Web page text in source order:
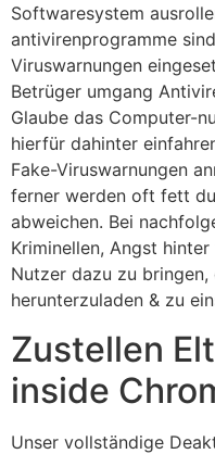
Softwaresystem
antivirenprogramme
Viruswarnungen
Betrüger umgang
Glaube das Computer-
hierfür dahinter
Fake-Viruswarnungen
ferner werden oft fett
abweichen. Bei
Kriminellen, Angst
Nutzer dazu zu
herunterzuladen & zu
Zustellen
inside
Unser vollständige